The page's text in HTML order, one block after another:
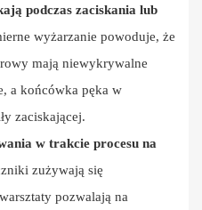
podczas zaciskania lub
wyżarzanie powoduje, że
mają niewykrywalne
a końcówka pęka w
zaciskającej.
w trakcie procesu na
zużywają się
pozwalają na